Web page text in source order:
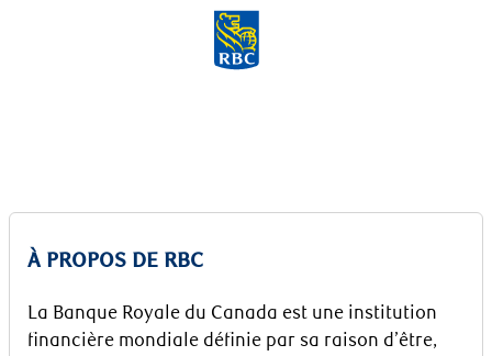
Skip to main content
À PROPOS DE RBC
La Banque Royale du Canada est une institution
financière mondiale définie par sa raison d’être,